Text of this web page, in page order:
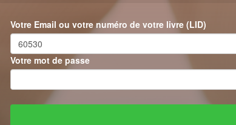
Votre Email ou votre numéro de votre livre (LID)
Votre mot de passe